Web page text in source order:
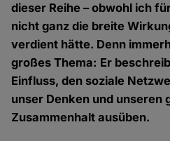
dieser Reihe – obwohl ich
nicht ganz die breite
verdient hätte. Denn
großes Thema: Er
Einfluss, den soziale
unser Denken und unseren
Zusammenhalt ausüben.